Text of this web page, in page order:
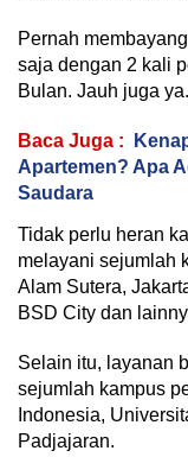
Pernah
saja dengan 2 kali
Bulan. Jauh juga ya.
Baca Juga :
Apartemen? Apa
Saudara
Tidak perlu heran
melayani sejumlah
Alam Sutera,
BSD City dan
Selain itu, layanan
sejumlah kampus
Indonesia,
Padjajaran.